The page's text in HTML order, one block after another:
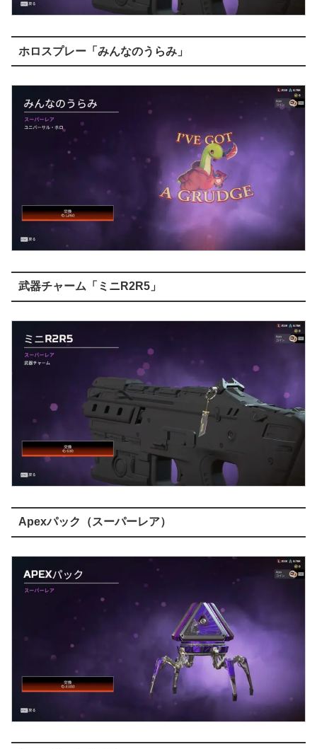
ホロスプレー「みんなのうらみ」
武器チャーム「ミニR2R5」
Apexパック（スーパーレア）